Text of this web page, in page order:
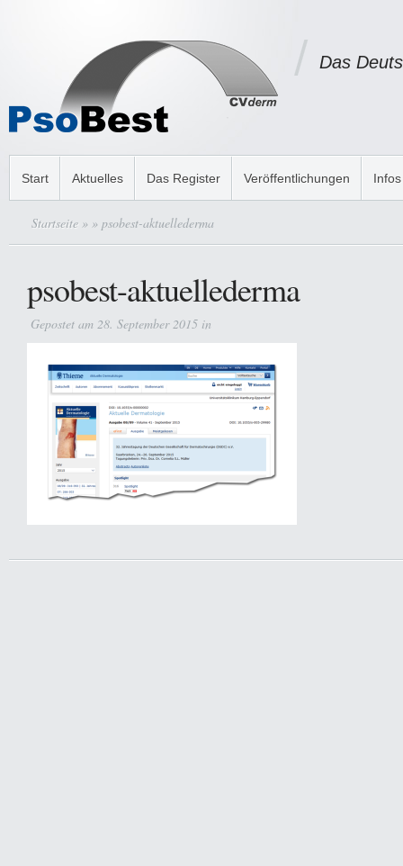
Das
Start Aktuelles Das Register Veröffentlichungen
Startseite » » psobest-aktuellederma
psobest-aktuellederma
Gepostet am 28. September 2015 in